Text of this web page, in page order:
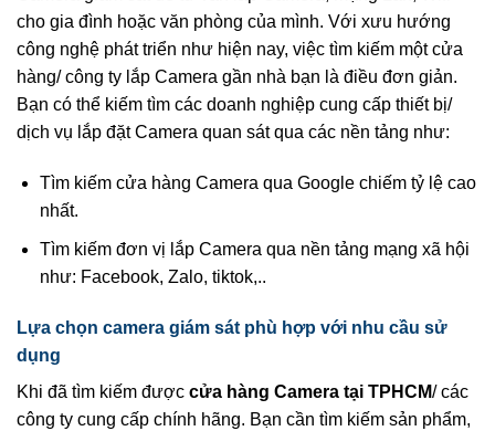
cho gia đình hoặc văn phòng của mình. Với xưu hướng
công nghệ phát triển như hiện nay, việc tìm kiếm một cửa
hàng/ công ty lắp Camera gần nhà bạn là điều đơn giản.
Bạn có thể kiếm tìm các doanh nghiệp cung cấp thiết bị/
dịch vụ lắp đặt Camera quan sát qua các nền tảng như:
Tìm kiếm cửa hàng Camera qua Google chiếm tỷ lệ cao
nhất.
Tìm kiếm đơn vị lắp Camera qua nền tảng mạng xã hội
như: Facebook, Zalo, tiktok,..
Lựa chọn camera giám sát phù hợp với nhu cầu sử
dụng
Khi đã tìm kiếm được cửa hàng Camera tại TPHCM/ các
công ty cung cấp chính hãng. Bạn cần tìm kiếm sản phẩm,